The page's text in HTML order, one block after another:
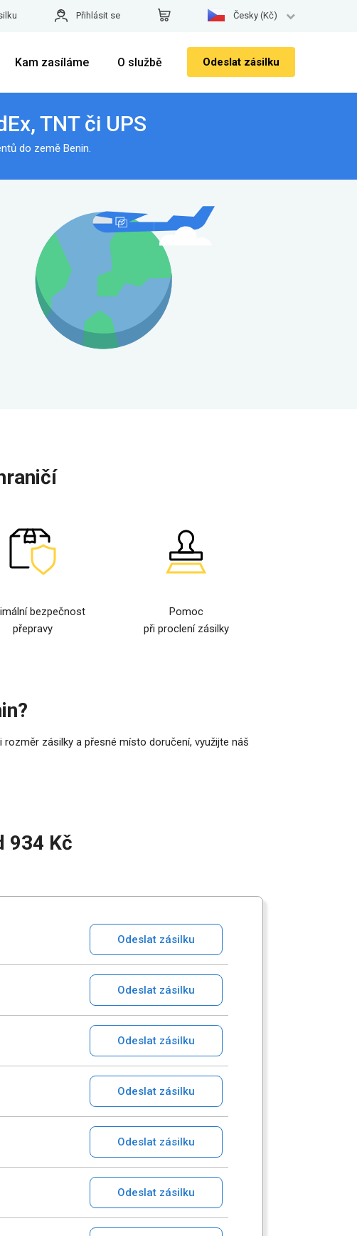
Česky (Kč)
Přihlásit se
Odeslat zásilku
Kam zasíláme O službě
TNT či UPS
do země Benin.
bezpečnost
přepravy
Pomoc
při proclení zásilky
zásilky a přesné místo doručení, využijte náš
934 Kč
Odeslat zásilku
Odeslat zásilku
Odeslat zásilku
Odeslat zásilku
Odeslat zásilku
Odeslat zásilku